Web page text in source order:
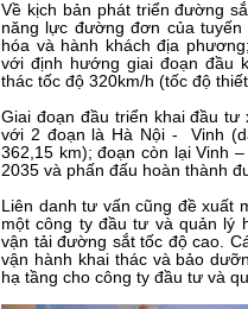
Về kịch bản phát triển đường
năng lực đường đơn của
hóa và hành khách địa
với định hướng giai đoạn đầu
thác tốc độ 320km/h (tốc độ
Giai đoạn đầu triển khai đầu
với 2 đoạn là Hà Nội - Vinh
362,15 km); đoạn còn lại Vinh
2035 và phấn đấu hoàn thành
Liên danh tư vấn cũng đề xuất
một công ty đầu tư và quản lý
vận tải đường sắt tốc độ cao.
vận hành khai thác và bảo
hạ tầng cho công ty đầu tư và